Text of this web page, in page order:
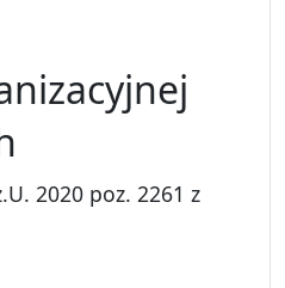
2020 poz. 2261 z